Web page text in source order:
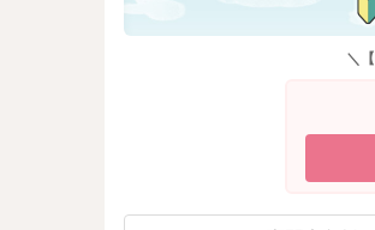
＼